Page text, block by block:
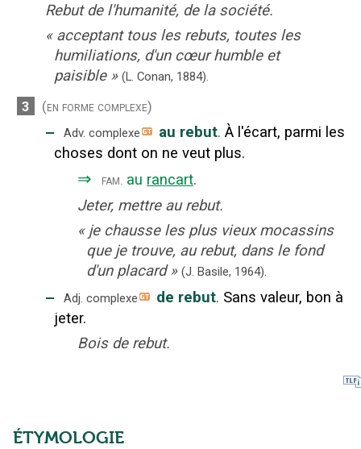
Rebut de l'humanité, de la société.
« acceptant tous les rebuts, toutes les
humiliations, d'un cœur humble et
paisible » (L. Conan, 1884).
3 (en forme complexe)
‒ Adv. complexe au rebut. À l'écart, parmi les
choses dont on ne veut plus.
⇒ fam. au rancart.
Jeter, mettre au rebut.
« je chausse les plus vieux mocassins
que je trouve, au rebut, dans le fond
d'un placard » (J. Basile, 1964).
‒ Adj. complexe de rebut. Sans valeur, bon à
jeter.
Bois de rebut.
ÉTYMOLOGIE